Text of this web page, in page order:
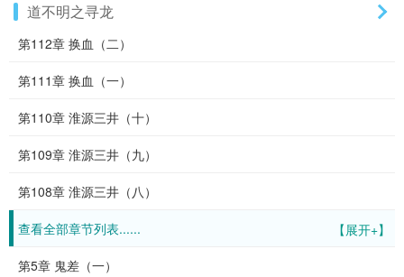
道不明之寻龙
第112章 换血（二）
第111章 换血（一）
第110章 淮源三井（十）
第109章 淮源三井（九）
第108章 淮源三井（八）
【展开+】
查看全部章节列表......
第5章 鬼差（一）